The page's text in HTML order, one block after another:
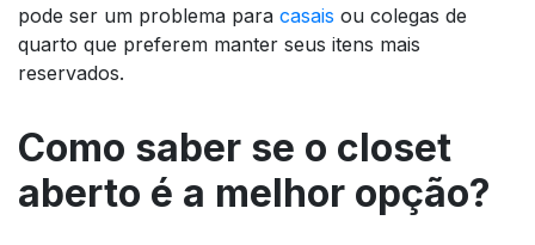
pode ser um problema para casais ou colegas de
quarto que preferem manter seus itens mais
reservados.
Como saber se o closet
aberto é a melhor opção?